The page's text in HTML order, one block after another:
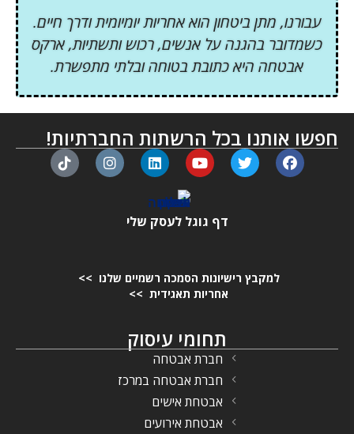
עבורנו, מתן ביטחון הוא אחריות יומיומית ודרך חיים.
כשמדובר בהגנה על אנשים, רכוש ותשתיות, ארקס
אבטחה היא כתובת בטוחה ובלתי מתפשרת.
חפשו אותנו בכל הרשתות החברתיות!
דף גוגל לעסק שלי
למקבץ רישיונות הסמכה רשמיים שלנו >>
אחריות תאגידית >>
תחומי עיסוק
חברת אבטחה
חברת אבטחה במרכז
אבטחת אישים
אבטחת אירועים